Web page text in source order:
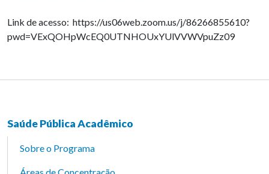
Link de acesso: https://us06web.zoom.us/j/86266855610?
pwd=VExQOHpWcEQ0UTNHOUxYUlVVWVpuZz09
Saúde Pública Acadêmico
Sobre o Programa